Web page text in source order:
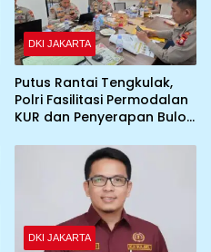
DKI JAKARTA
Putus Rantai Tengkulak,
Polri Fasilitasi Permodalan
KUR dan Penyerapan Bulog
DKI JAKARTA